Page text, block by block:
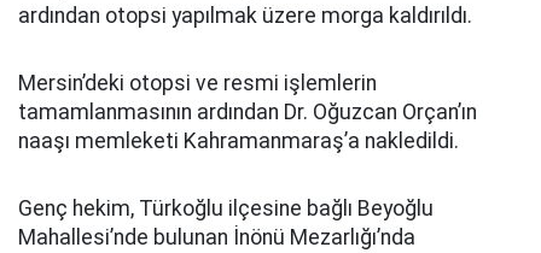
ardından otopsi yapılmak üzere morga kaldırıldı.
Mersin’deki otopsi ve resmi işlemlerin
tamamlanmasının ardından Dr. Oğuzcan Orçan’ın
naaşı memleketi Kahramanmaraş’a nakledildi.
Genç hekim, Türkoğlu ilçesine bağlı Beyoğlu
Mahallesi’nde bulunan İnönü Mezarlığı’nda